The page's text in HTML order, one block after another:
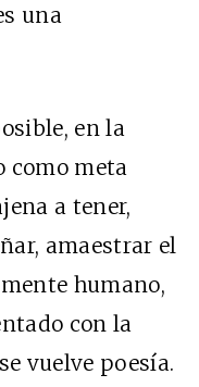
una
en la
como meta
a tener,
amaestrar el
humano,
con la
vuelve poesía.